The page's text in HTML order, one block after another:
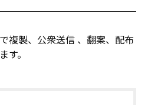
複製、公衆送信 、翻案、配布
す。